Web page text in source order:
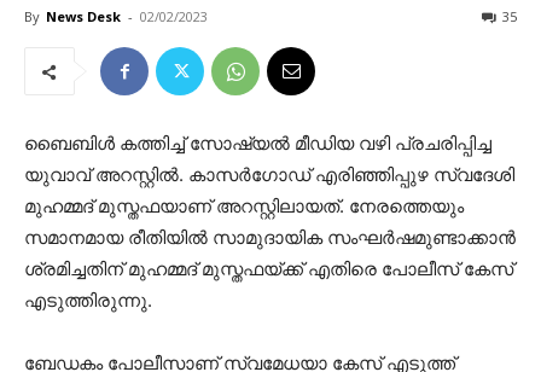
By News Desk - 02/02/2023 35
ബൈബിള്‍ കത്തിച്ച് സോഷ്യല്‍ മീഡിയ വഴി പ്രചരിപ്പിച്ച
യുവാവ് അറസ്റ്റില്‍. കാസര്‍ഗോഡ് എരിഞ്ഞിപ്പുഴ സ്വദേശി
മുഹമ്മദ് മുസ്തഫയാണ് അറസ്റ്റിലായത്. നേരത്തെയും
സമാനമായ രീതിയില്‍ സാമുദായിക സംഘര്‍ഷമുണ്ടാക്കാന്‍
ശ്രമിച്ചതിന് മുഹമ്മദ് മുസ്തഫയ്ക്ക് എതിരെ പോലീസ് കേസ്
എടുത്തിരുന്നു.
ബേഡകം പോലീസാണ് സ്വമേധയാ കേസ് എടുത്ത്